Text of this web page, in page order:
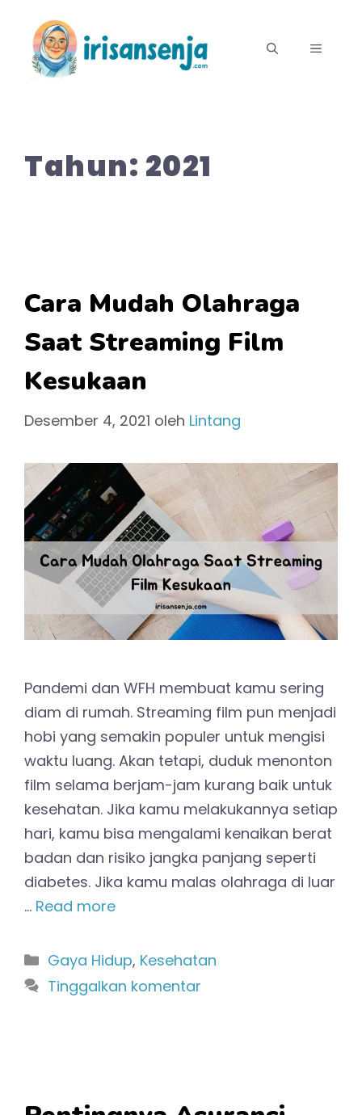
MENU
Tahun: 2021
Cara Mudah Olahraga
Saat Streaming Film
Kesukaan
Desember 4, 2021 oleh Lintang
Pandemi dan WFH membuat kamu sering
diam di rumah. Streaming film pun menjadi
hobi yang semakin populer untuk mengisi
waktu luang. Akan tetapi, duduk menonton
film selama berjam-jam kurang baik untuk
kesehatan. Jika kamu melakukannya setiap
hari, kamu bisa mengalami kenaikan berat
badan dan risiko jangka panjang seperti
diabetes. Jika kamu malas olahraga di luar
… Read more
Kategori
Gaya Hidup, Kesehatan
Tinggalkan komentar